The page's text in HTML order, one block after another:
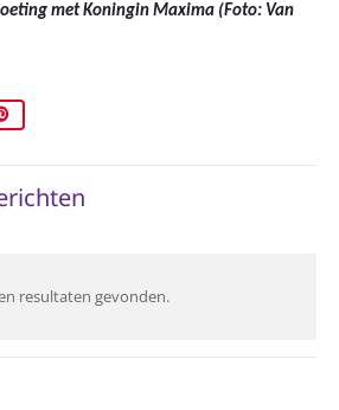
met Koningin Maxima (Foto: Van
resultaten gevonden.